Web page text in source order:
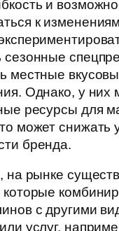
и
к
сезонные
местные
Однако, у них
ресурсы для
может снижать
бренда.
на рынке
которые
с другими
услуг,